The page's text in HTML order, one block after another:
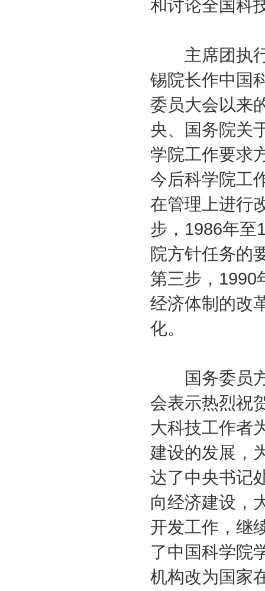
和讨论全国科
主席团执行
锡院长作中国
委员大会以来
央、国务院关
学院工作要求
今后科学院工
在管理上进行
步，1986年至
院方针任务的
第三步，1990
经济体制的改
化。
国务委员方
会表示热烈祝
大科技工作者
建设的发展，
达了中央书记
向经济建设，
开发工作，继
了中国科学院
机构改为国家